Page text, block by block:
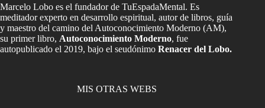
Marcelo Lobo es el fundador de TuEspadaMental. Es
meditador experto en desarrollo espiritual, autor de libros, guía
y maestro del camino del Autoconocimiento Moderno (AM),
su primer libro, Autoconocimiento Moderno, fue
autopublicado el 2019, bajo el seudónimo Renacer del Lobo.
MIS OTRAS WEBS